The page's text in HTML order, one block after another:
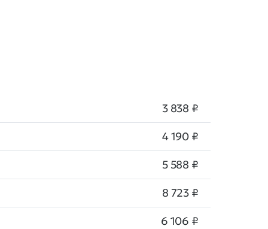
3 838 ₽
4 190 ₽
5 588 ₽
8 723 ₽
6 106 ₽